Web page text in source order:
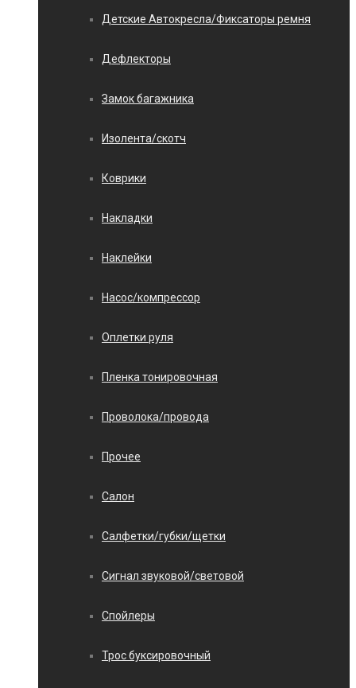
Детские Автокресла/Фиксаторы ремня
Дефлекторы
Замок багажника
Изолента/скотч
Коврики
Накладки
Наклейки
Насос/компрессор
Оплетки руля
Пленка тонировочная
Проволока/провода
Прочее
Салон
Салфетки/губки/щетки
Сигнал звуковой/световой
Спойлеры
Трос буксировочный